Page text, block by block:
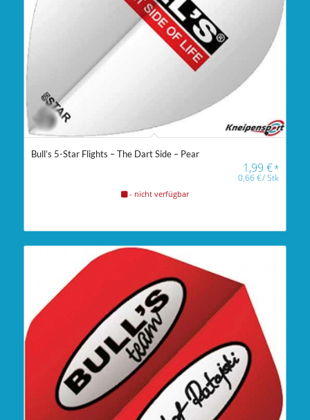
Bull’s 5-Star Flights – The Dart Side – Pear
1,99€*
0,66€/Stk
- nicht verfügbar